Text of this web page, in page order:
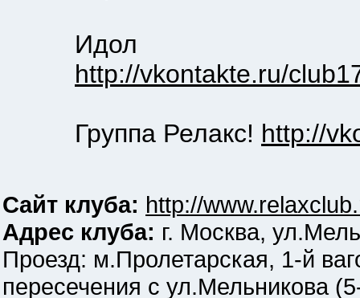
Идол
http://vkontakte.ru/
Группа Релакс! http://
Сайт клуба: http://
Адрес клуба: г. Москва,
Проезд: м.Пролетарская, 1-й
пересечения с ул.Мельникова